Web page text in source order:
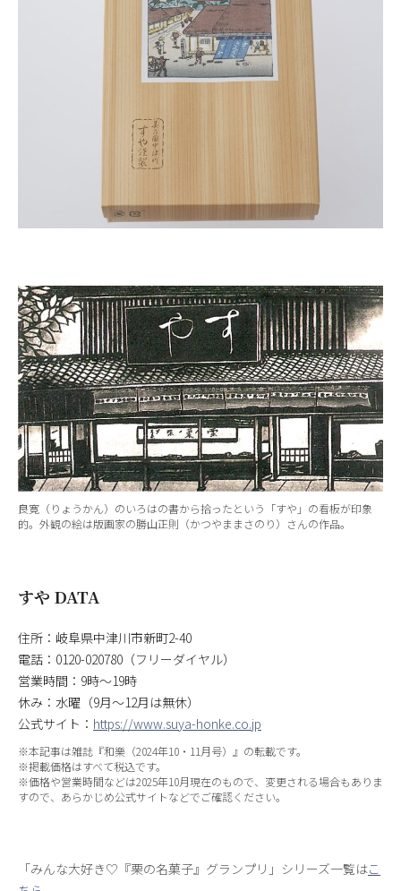
良寛（りょうかん）のいろはの書から拾ったという「すや」の看板が印象
的。外観の絵は版画家の勝山正則（かつやままさのり）さんの作品。
すや DATA
住所：岐阜県中津川市新町2-40
電話：0120-020780（フリーダイヤル）
営業時間：9時～19時
休み：水曜（9月～12月は無休）
公式サイト： https://www.suya-honke.co.jp
※本記事は雑誌『和樂（2024年10・11月号）』の転載です。
※掲載価格はすべて税込です。
※価格や営業時間などは2025年10月現在のもので、変更される場合もありま
すので、あらかじめ公式サイトなどでご確認ください。
「みんな大好き♡『栗の名菓子』グランプリ」シリーズ一覧はこ